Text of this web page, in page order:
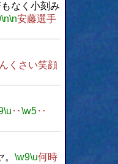
なく小刻み
\n\n安藤選手
くさい笑顔
\u ‥\w5‥
\w9\u何時